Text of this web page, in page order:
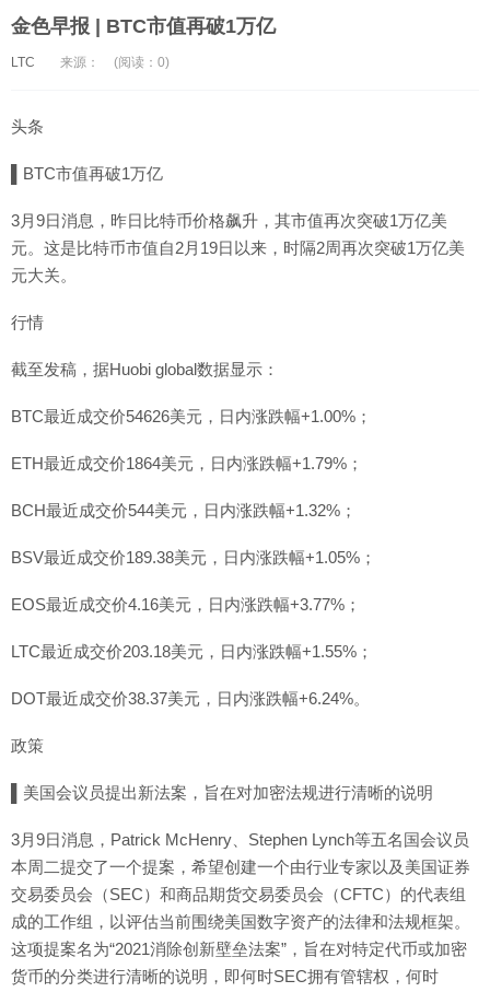
金色早报 | BTC市值再破1万亿
LTC 来源： (阅读：0)
头条
▌BTC市值再破1万亿
3月9日消息，昨日比特币价格飙升，其市值再次突破1万亿美
元。这是比特币市值自2月19日以来，时隔2周再次突破1万亿美
元大关。
行情
截至发稿，据Huobi global数据显示：
BTC最近成交价54626美元，日内涨跌幅+1.00%；
ETH最近成交价1864美元，日内涨跌幅+1.79%；
BCH最近成交价544美元，日内涨跌幅+1.32%；
BSV最近成交价189.38美元，日内涨跌幅+1.05%；
EOS最近成交价4.16美元，日内涨跌幅+3.77%；
LTC最近成交价203.18美元，日内涨跌幅+1.55%；
DOT最近成交价38.37美元，日内涨跌幅+6.24%。
政策
▌美国会议员提出新法案，旨在对加密法规进行清晰的说明
3月9日消息，Patrick McHenry、Stephen Lynch等五名国会议员
本周二提交了一个提案，希望创建一个由行业专家以及美国证券
交易委员会（SEC）和商品期货交易委员会（CFTC）的代表组
成的工作组，以评估当前围绕美国数字资产的法律和法规框架。
这项提案名为“2021消除创新壁垒法案”，旨在对特定代币或加密
货币的分类进行清晰的说明，即何时SEC拥有管辖权，何时